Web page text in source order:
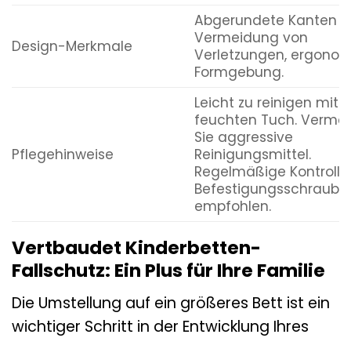
Design-Merkmale
Abgerundete Kanten
Vermeidung von
Verletzungen,
Formgebung.
Pflegehinweise
Leicht zu reinigen mit
feuchten Tuch.
Sie aggressive
Reinigungsmittel.
Regelmäßige
empfohlen.
Vertbaudet Kinderbetten-
Fallschutz: Ein Plus für Ihre Familie
Die Umstellung auf ein größeres Bett ist ein
wichtiger Schritt in der Entwicklung Ihres